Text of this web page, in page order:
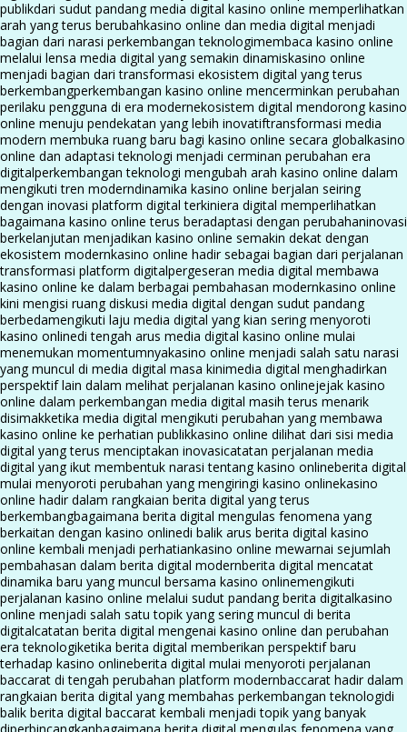
publikdari sudut pandang media digital kasino online memperlihatkan
arah yang terus berubahkasino online dan media digital menjadi
bagian dari narasi perkembangan teknologimembaca kasino online
melalui lensa media digital yang semakin dinamiskasino online
menjadi bagian dari transformasi ekosistem digital yang terus
berkembangperkembangan kasino online mencerminkan perubahan
perilaku pengguna di era modernekosistem digital mendorong kasino
online menuju pendekatan yang lebih inovatiftransformasi media
modern membuka ruang baru bagi kasino online secara globalkasino
online dan adaptasi teknologi menjadi cerminan perubahan era
digitalperkembangan teknologi mengubah arah kasino online dalam
mengikuti tren moderndinamika kasino online berjalan seiring
dengan inovasi platform digital terkiniera digital memperlihatkan
bagaimana kasino online terus beradaptasi dengan perubahaninovasi
berkelanjutan menjadikan kasino online semakin dekat dengan
ekosistem modernkasino online hadir sebagai bagian dari perjalanan
transformasi platform digitalpergeseran media digital membawa
kasino online ke dalam berbagai pembahasan modernkasino online
kini mengisi ruang diskusi media digital dengan sudut pandang
berbedamengikuti laju media digital yang kian sering menyoroti
kasino onlinedi tengah arus media digital kasino online mulai
menemukan momentumnyakasino online menjadi salah satu narasi
yang muncul di media digital masa kinimedia digital menghadirkan
perspektif lain dalam melihat perjalanan kasino onlinejejak kasino
online dalam perkembangan media digital masih terus menarik
disimakketika media digital mengikuti perubahan yang membawa
kasino online ke perhatian publikkasino online dilihat dari sisi media
digital yang terus menciptakan inovasicatatan perjalanan media
digital yang ikut membentuk narasi tentang kasino onlineberita digital
mulai menyoroti perubahan yang mengiringi kasino onlinekasino
online hadir dalam rangkaian berita digital yang terus
berkembangbagaimana berita digital mengulas fenomena yang
berkaitan dengan kasino onlinedi balik arus berita digital kasino
online kembali menjadi perhatiankasino online mewarnai sejumlah
pembahasan dalam berita digital modernberita digital mencatat
dinamika baru yang muncul bersama kasino onlinemengikuti
perjalanan kasino online melalui sudut pandang berita digitalkasino
online menjadi salah satu topik yang sering muncul di berita
digitalcatatan berita digital mengenai kasino online dan perubahan
era teknologiketika berita digital memberikan perspektif baru
terhadap kasino onlineberita digital mulai menyoroti perjalanan
baccarat di tengah perubahan platform modernbaccarat hadir dalam
rangkaian berita digital yang membahas perkembangan teknologidi
balik berita digital baccarat kembali menjadi topik yang banyak